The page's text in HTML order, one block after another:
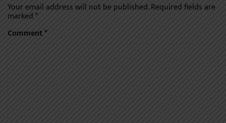
Your email address will not be published.Required fields are
marked*
Comment*